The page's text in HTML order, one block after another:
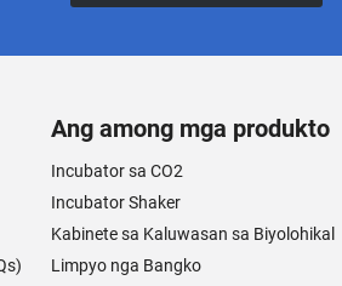
Ang among mga produkto
Incubator sa CO2
Incubator Shaker
Kabinete sa Kaluwasan sa Biyolohikal
Limpyo nga Bangko